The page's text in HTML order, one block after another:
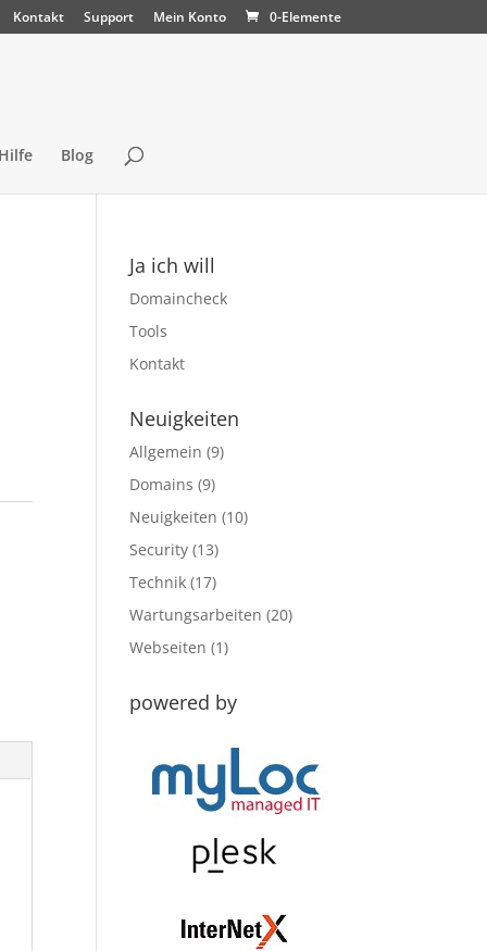
Kontakt Support Mein Konto 0-Elemente
Blog
Ja ich will
Domaincheck
Tools
Kontakt
Neuigkeiten
Allgemein (9)
Domains (9)
Neuigkeiten (10)
Security (13)
Technik (17)
Wartungsarbeiten (20)
Webseiten (1)
powered by